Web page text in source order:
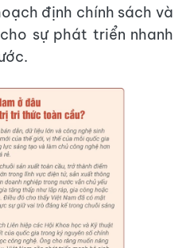
định chính sách và
sự phát triển nhanh